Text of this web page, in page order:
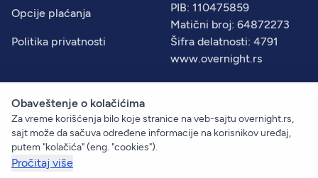
Opcije plaćanja
Politika privatnosti
PIB: 110475859
Matični broj: 64872273
Šifra delatnosti: 4791
www.overnight.rs
© 2026Overnight. Sva prava zadržana.
Created by:Dejan Vukelić
Obaveštenje o kolačićima
Za vreme korišćenja bilo koje stranice na veb-sajtu overnight.rs,
sajt može da sačuva određene informacije na korisnikov uređaj,
putem "kolačića" (eng. "cookies").
Pročitaj više